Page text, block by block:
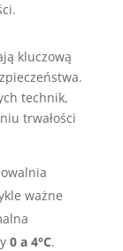
kluczową
technik,
trwałości
ważne
0 a 4°C.